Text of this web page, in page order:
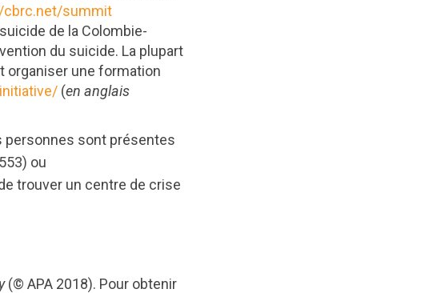
cbrc.net/summit
de la Colombie-
du suicide. La plupart
organiser une formation
(en anglais
personnes sont présentes
ou
trouver un centre de crise
(© APA 2018). Pour obtenir